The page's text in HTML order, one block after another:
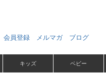
会員登録 メルマガ ブログ
キッズ ベビー